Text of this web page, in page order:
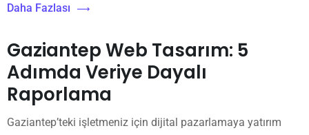
Daha Fazlası
Gaziantep Web Tasarım: 5
Adımda Veriye Dayalı
Raporlama
Gaziantep’teki işletmeniz için dijital pazarlamaya yatırım